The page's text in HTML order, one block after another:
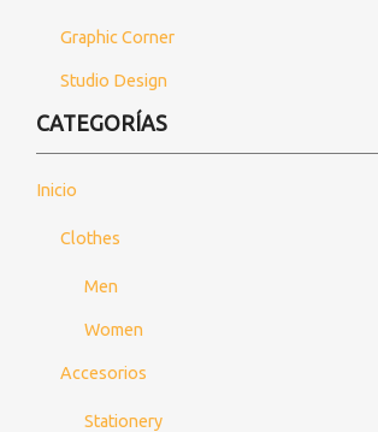
Graphic Corner
Studio Design
CATEGORÍAS
Inicio
Clothes
Men
Women
Accesorios
Stationery